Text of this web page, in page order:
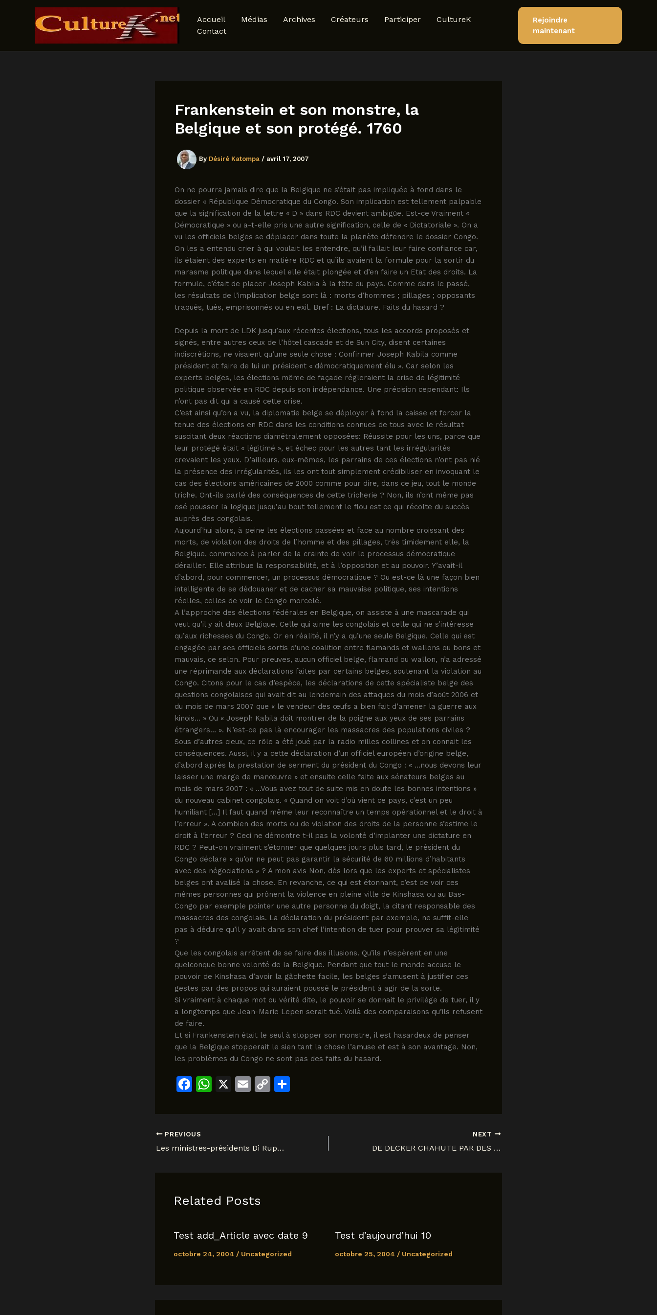
Accueil Médias Archives Créateurs Participer
CultureK
Contact
Rejoindre
maintenant
Frankenstein et son monstre, la
Belgique et son protégé. 1760
By Désiré Katompa / avril 17, 2007
On ne pourra jamais dire que la Belgique ne s’était pas impliquée à fond dans le
dossier « République Démocratique du Congo. Son implication est tellement palpable
que la signification de la lettre « D » dans RDC devient ambigüe. Est-ce Vraiment «
Démocratique » ou a-t-elle pris une autre signification, celle de « Dictatoriale ». On a
vu les officiels belges se déplacer dans toute la planète défendre le dossier Congo.
On les a entendu crier à qui voulait les entendre, qu’il fallait leur faire confiance car,
ils étaient des experts en matière RDC et qu’ils avaient la formule pour la sortir du
marasme politique dans lequel elle était plongée et d’en faire un Etat des droits. La
formule, c’était de placer Joseph Kabila à la tête du pays. Comme dans le passé,
les résultats de l’implication belge sont là : morts d’hommes ; pillages ; opposants
traqués, tués, emprisonnés ou en exil. Bref : La dictature. Faits du hasard ?
Depuis la mort de LDK jusqu’aux récentes élections, tous les accords proposés et
signés, entre autres ceux de l’hôtel cascade et de Sun City, disent certaines
indiscrétions, ne visaient qu’une seule chose : Confirmer Joseph Kabila comme
président et faire de lui un président « démocratiquement élu ». Car selon les
experts belges, les élections même de façade régleraient la crise de légitimité
politique observée en RDC depuis son indépendance. Une précision cependant: Ils
n’ont pas dit qui a causé cette crise.
C’est ainsi qu’on a vu, la diplomatie belge se déployer à fond la caisse et forcer la
tenue des élections en RDC dans les conditions connues de tous avec le résultat
suscitant deux réactions diamétralement opposées: Réussite pour les uns, parce que
leur protégé était « légitimé », et échec pour les autres tant les irrégularités
crevaient les yeux. D’ailleurs, eux-mêmes, les parrains de ces élections n’ont pas nié
la présence des irrégularités, ils les ont tout simplement crédibiliser en invoquant le
cas des élections américaines de 2000 comme pour dire, dans ce jeu, tout le monde
triche. Ont-ils parlé des conséquences de cette tricherie ? Non, ils n’ont même pas
osé pousser la logique jusqu’au bout tellement le flou est ce qui récolte du succès
auprès des congolais.
Aujourd’hui alors, à peine les élections passées et face au nombre croissant des
morts, de violation des droits de l’homme et des pillages, très timidement elle, la
Belgique, commence à parler de la crainte de voir le processus démocratique
dérailler. Elle attribue la responsabilité, et à l’opposition et au pouvoir. Y’avait-il
d’abord, pour commencer, un processus démocratique ? Ou est-ce là une façon bien
intelligente de se dédouaner et de cacher sa mauvaise politique, ses intentions
réelles, celles de voir le Congo morcelé.
A l’approche des élections fédérales en Belgique, on assiste à une mascarade qui
veut qu’il y ait deux Belgique. Celle qui aime les congolais et celle qui ne s’intéresse
qu’aux richesses du Congo. Or en réalité, il n’y a qu’une seule Belgique. Celle qui est
engagée par ses officiels sortis d’une coalition entre flamands et wallons ou bons et
mauvais, ce selon. Pour preuves, aucun officiel belge, flamand ou wallon, n’a adressé
une réprimande aux déclarations faites par certains belges, soutenant la violation au
Congo. Citons pour le cas d’espèce, les déclarations de cette spécialiste belge des
questions congolaises qui avait dit au lendemain des attaques du mois d’août 2006 et
du mois de mars 2007 que « le vendeur des œufs a bien fait d’amener la guerre aux
kinois… » Ou « Joseph Kabila doit montrer de la poigne aux yeux de ses parrains
étrangers… ». N’est-ce pas là encourager les massacres des populations civiles ?
Sous d’autres cieux, ce rôle a été joué par la radio milles collines et on connait les
conséquences. Aussi, il y a cette déclaration d’un officiel européen d’origine belge,
d’abord après la prestation de serment du président du Congo : « …nous devons leur
laisser une marge de manœuvre » et ensuite celle faite aux sénateurs belges au
mois de mars 2007 : « …Vous avez tout de suite mis en doute les bonnes intentions »
du nouveau cabinet congolais. « Quand on voit d’où vient ce pays, c’est un peu
humiliant […] Il faut quand même leur reconnaître un temps opérationnel et le droit à
l’erreur ». A combien des morts ou de violation des droits de la personne s’estime le
droit à l’erreur ? Ceci ne démontre t-il pas la volonté d’implanter une dictature en
RDC ? Peut-on vraiment s’étonner que quelques jours plus tard, le président du
Congo déclare « qu’on ne peut pas garantir la sécurité de 60 millions d’habitants
avec des négociations » ? A mon avis Non, dès lors que les experts et spécialistes
belges ont avalisé la chose. En revanche, ce qui est étonnant, c’est de voir ces
mêmes personnes qui prônent la violence en pleine ville de Kinshasa ou au Bas-
Congo par exemple pointer une autre personne du doigt, la citant responsable des
massacres des congolais. La déclaration du président par exemple, ne suffit-elle
pas à déduire qu’il y avait dans son chef l’intention de tuer pour prouver sa légitimité
?
Que les congolais arrêtent de se faire des illusions. Qu’ils n’espèrent en une
quelconque bonne volonté de la Belgique. Pendant que tout le monde accuse le
pouvoir de Kinshasa d’avoir la gâchette facile, les belges s’amusent à justifier ces
gestes par des propos qui auraient poussé le président à agir de la sorte.
Si vraiment à chaque mot ou vérité dite, le pouvoir se donnait le privilège de tuer, il y
a longtemps que Jean-Marie Lepen serait tué. Voilà des comparaisons qu’ils refusent
de faire.
Et si Frankenstein était le seul à stopper son monstre, il est hasardeux de penser
que la Belgique stopperait le sien tant la chose l’amuse et est à son avantage. Non,
les problèmes du Congo ne sont pas des faits du hasard.
F
e
b
k
W
A
X
E
C
Li
PREVIOUS
Les ministres-présidents Di Rupo et Leterme en duel sur TVi et VTM 1759
NEXT
DE DECKER CHAHUTE PAR DES CONGOLAIS AU PARLEMENT BELGE 1762
Related Posts
Test add_Article avec date 9
octobre 24, 2004 / Uncategorized
Test d’aujourd’hui 10
octobre 25, 2004 / Uncategorized